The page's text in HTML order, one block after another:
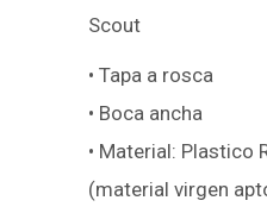
Scout
• Tapa a rosca
• Boca ancha
• Material: Plastico
(material virgen